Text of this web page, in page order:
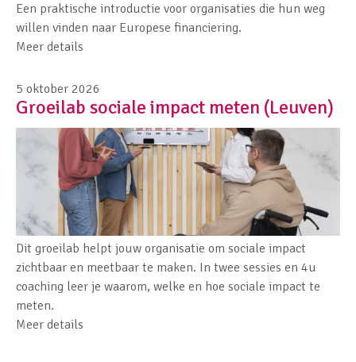
Een praktische introductie voor organisaties die hun weg
willen vinden naar Europese financiering.
Meer details
5 oktober 2026
Groeilab sociale impact meten (Leuven)
Dit groeilab helpt jouw organisatie om sociale impact
zichtbaar en meetbaar te maken. In twee sessies en 4u
coaching leer je waarom, welke en hoe sociale impact te
meten.
Meer details